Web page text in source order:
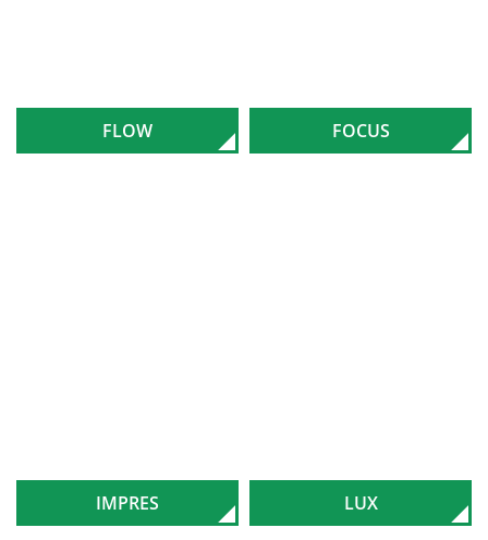
FLOW FOCUS
IMPRES LUX